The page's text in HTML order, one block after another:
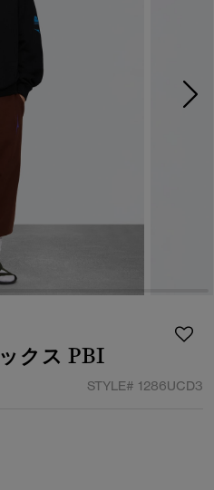
ョン
ョンLOOK
Tシャツ
ョン
ョンLOOK
Tシャツ
いでいきます。
なピースもご覧いただけます。
詳しく見る
クス PBI
STYLE# 1286UCD3